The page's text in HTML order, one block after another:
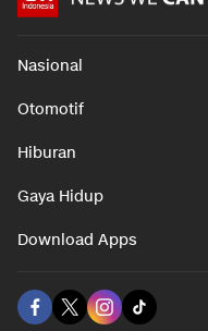
Nasional
Otomotif
Hiburan
Gaya Hidup
Download Apps